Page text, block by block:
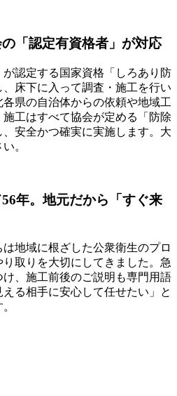
「認定有資格者」が対応
が認定する国家資格「しろあり防
床下に入って調査・施工を行い
県の自治体からの依頼や地域工
工はすべて協会が定める「防除
安全かつ確実に実施します。大
。
年。地元だから「すぐ来
地域に根ざした公衆衛生のプロ
取りを大切にしてきました。急
、施工前後のご説明も専門用語
る相手に安心して任せたい」と